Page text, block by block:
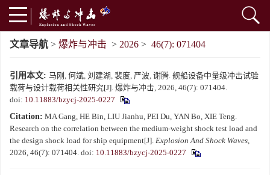
文章导航 > 爆炸与冲击 > 2026 > 46(7): 071404
引用本文: 马刚, 何斌, 刘建湖, 裴度, 严波, 谢腾. 舰船设备中量级冲击试验
载荷与设计载荷相关性研究[J]. 爆炸与冲击, 2026, 46(7): 071404.
doi: 10.11883/bzycj-2025-0227
Citation: MA Gang, HE Bin, LIU Jianhu, PEI Du, YAN Bo, XIE Teng.
Research on the correlation between the medium-weight shock test load and
the design shock load for ship equipment[J]. Explosion And Shock Waves,
2026, 46(7): 071404. doi: 10.11883/bzycj-2025-0227